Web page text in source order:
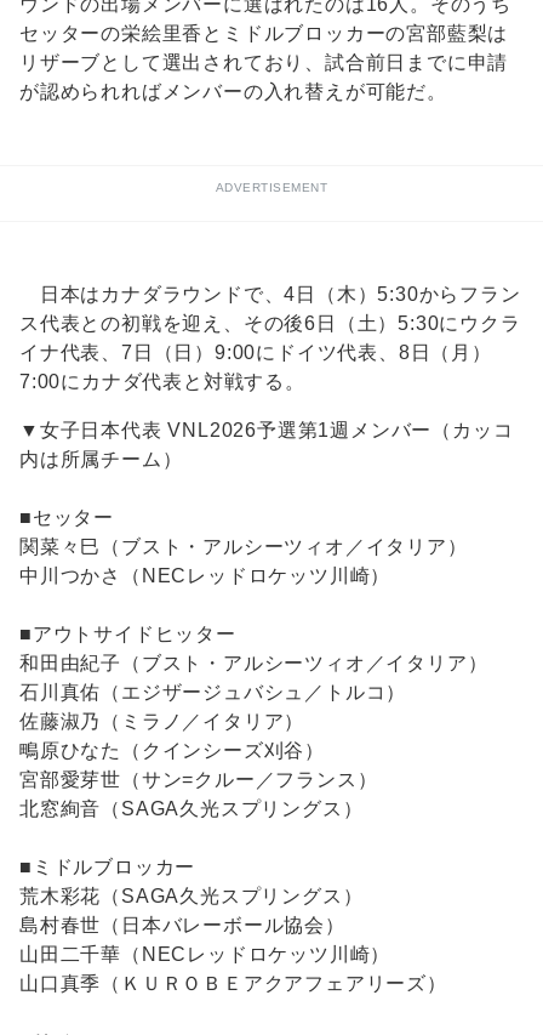
ウンドの出場メンバーに選ばれたのは16人。そのうち
セッターの栄絵里香とミドルブロッカーの宮部藍梨は
リザーブとして選出されており、試合前日までに申請
が認められればメンバーの入れ替えが可能だ。
ADVERTISEMENT
日本はカナダラウンドで、4日（木）5:30からフラン
ス代表との初戦を迎え、その後6日（土）5:30にウクラ
イナ代表、7日（日）9:00にドイツ代表、8日（月）
7:00にカナダ代表と対戦する。
▼女子日本代表 VNL2026予選第1週メンバー（カッコ
内は所属チーム）
■セッター
関菜々巳（ブスト・アルシーツィオ／イタリア）
中川つかさ（NECレッドロケッツ川崎）
■アウトサイドヒッター
和田由紀子（ブスト・アルシーツィオ／イタリア）
石川真佑（エジザージュバシュ／トルコ）
佐藤淑乃（ミラノ／イタリア）
鴫原ひなた（クインシーズ刈谷）
宮部愛芽世（サン=クルー／フランス）
北窓絢音（SAGA久光スプリングス）
■ミドルブロッカー
荒木彩花（SAGA久光スプリングス）
島村春世（日本バレーボール協会）
山田二千華（NECレッドロケッツ川崎）
山口真季（ＫＵＲＯＢＥアクアフェアリーズ）